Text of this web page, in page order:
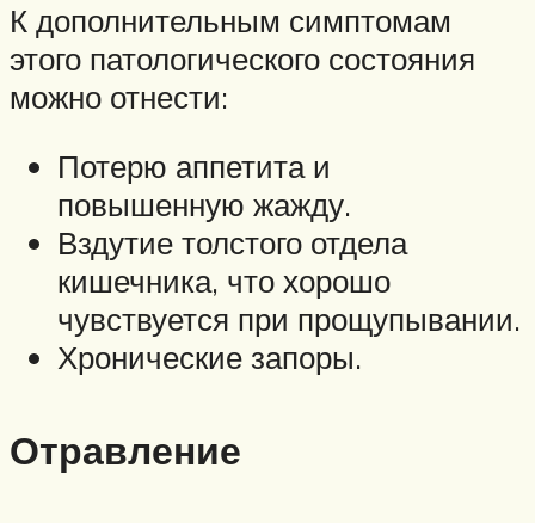
К дополнительным симптомам
этого патологического состояния
можно отнести:
Потерю аппетита и
повышенную жажду.
Вздутие толстого отдела
кишечника, что хорошо
чувствуется при прощупывании.
Хронические запоры.
Отравление